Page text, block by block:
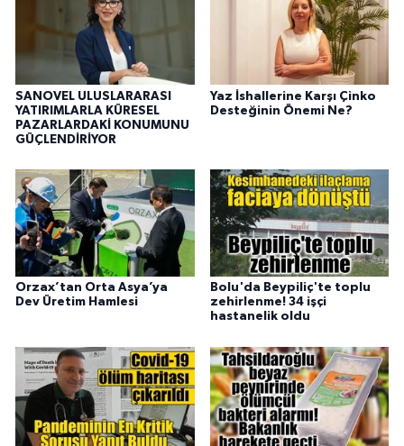
SANOVEL ULUSLARARASI
YATIRIMLARLA KÜRESEL
PAZARLARDAKİ KONUMUNU
GÜÇLENDİRİYOR
Yaz İshallerine Karşı Çinko
Desteğinin Önemi Ne?
Orzax’tan Orta Asya’ya
Dev Üretim Hamlesi
Bolu'da Beypiliç'te toplu
zehirlenme! 34 işçi
hastanelik oldu